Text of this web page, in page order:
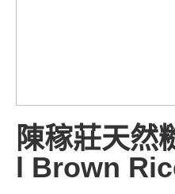
陳稼莊天然
l Brown